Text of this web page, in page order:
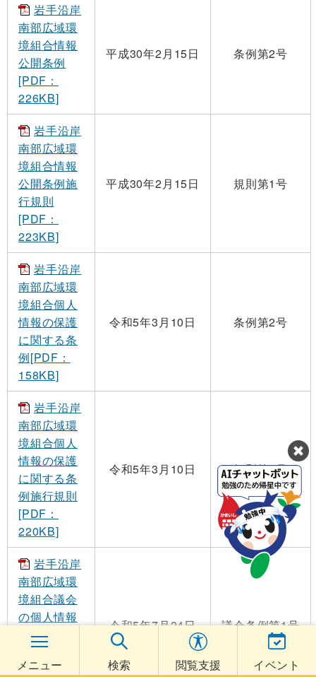
メニュー 検索 閲覧支援 イベント
岩手沿岸
南部広域環
境組合情報
公開条例
[PDF：
226KB]
平成30年2月15日 条例第2号
岩手沿岸
南部広域環
境組合情報
公開条例施
行規則
[PDF：
223KB]
平成30年2月15日 規則第1号
岩手沿岸
南部広域環
境組合個人
情報の保護
に関する条
例[PDF：
158KB]
令和5年3月10日 条例第2号
岩手沿岸
南部広域環
境組合個人
情報の保護
に関する条
例施行規則
[PDF：
220KB]
令和5年3月10日 規則第2号
岩手沿岸
南部広域環
境組合議会
の個人情報
の保護に関
する条例
[PDF：
令和5年7月24日 議会条例第1号